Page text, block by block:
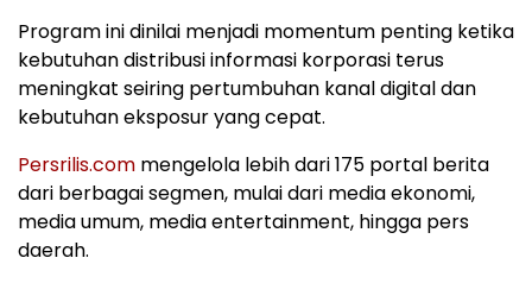
Program ini dinilai menjadi momentum penting ketika
kebutuhan distribusi informasi korporasi terus
meningkat seiring pertumbuhan kanal digital dan
kebutuhan eksposur yang cepat.
Persrilis.com mengelola lebih dari 175 portal berita
dari berbagai segmen, mulai dari media ekonomi,
media umum, media entertainment, hingga pers
daerah.